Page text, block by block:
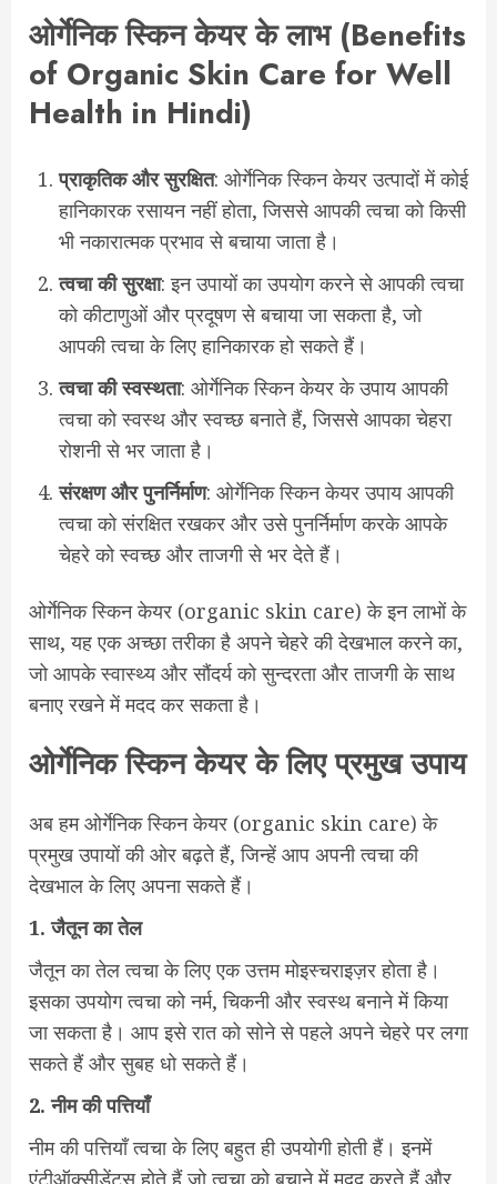
ओर्गेनिकस्किनकेयरकेलाभ (Benefits
of Organic Skin Care for Well
Health in Hindi)
प्राकृतिकऔरसुरक्षित: ओर्गेनिक स्किन केयर उत्पादों में कोई
हानिकारक रसायन नहीं होता, जिससे आपकी त्वचा को किसी
भी नकारात्मक प्रभाव से बचाया जाता है।
त्वचाकीसुरक्षा: इन उपायों का उपयोग करने से आपकी त्वचा
को कीटाणुओं और प्रदूषण से बचाया जा सकता है, जो
आपकी त्वचा के लिए हानिकारक हो सकते हैं।
त्वचाकीस्वस्थता: ओर्गेनिक स्किन केयर के उपाय आपकी
त्वचा को स्वस्थ और स्वच्छ बनाते हैं, जिससे आपका चेहरा
रोशनी से भर जाता है।
संरक्षणऔरपुनर्निर्माण: ओर्गेनिक स्किन केयर उपाय आपकी
त्वचा को संरक्षित रखकर और उसे पुनर्निर्माण करके आपके
चेहरे को स्वच्छ और ताजगी से भर देते हैं।
ओर्गेनिक स्किन केयर (organic skin care) के इन लाभों के
साथ, यह एक अच्छा तरीका है अपने चेहरे की देखभाल करने का,
जो आपके स्वास्थ्य और सौंदर्य को सुन्दरता और ताजगी के साथ
बनाए रखने में मदद कर सकता है।
ओर्गेनिकस्किनकेयरकेलिए प्रमुखउपाय
अब हम ओर्गेनिक स्किन केयर (organic skin care) के
प्रमुख उपायों की ओर बढ़ते हैं, जिन्हें आप अपनी त्वचा की
देखभाल के लिए अपना सकते हैं।
1.जैतूनकातेल
जैतून का तेल त्वचा के लिए एक उत्तम मोइस्चराइज़र होता है।
इसका उपयोग त्वचा को नर्म, चिकनी और स्वस्थ बनाने में किया
जा सकता है। आप इसे रात को सोने से पहले अपने चेहरे पर लगा
सकते हैं और सुबह धो सकते हैं।
2.नीमकीपत्तियाँ
नीम की पत्तियाँ त्वचा के लिए बहुत ही उपयोगी होती हैं। इनमें